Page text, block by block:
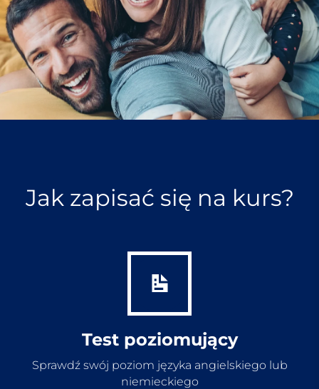
Jak zapisać się na kurs?
Test poziomujący
Sprawdź swój poziom języka angielskiego lub
niemieckiego